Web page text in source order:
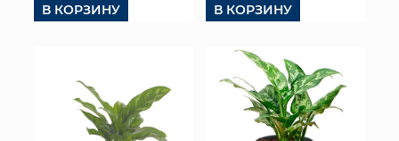
В КОРЗИНУ В КОРЗИНУ